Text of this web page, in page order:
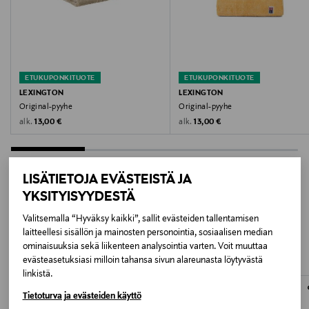
LISÄTIETOJA EVÄSTEISTÄ JA
YKSITYISYYDESTÄ
Valitsemalla “Hyväksy kaikki”, sallit evästeiden tallentamisen
laitteellesi sisällön ja mainosten personointia, sosiaalisen median
ominaisuuksia sekä liikenteen analysointia varten. Voit muuttaa
evästeasetuksiasi milloin tahansa sivun alareunasta löytyvästä
linkistä.
Tietoturva ja evästeiden käyttö
Valmistajan tuotenumero
Lexington Company
Valmistajan osoite
Stockholm, Sweden
Digitaalinen osoite
shop@lexingtoncompany.com
ETUKUPONKITUOTE
LEXINGTON
Original-pyyhe
alk. Original Price
13,00 €
ETUKUPONKITUOTE
LEXINGTON
Original-pyyhe
alk. Original Price
13,00 €
LISÄÄ KIINNOSTAVIA
TUOTTEITA